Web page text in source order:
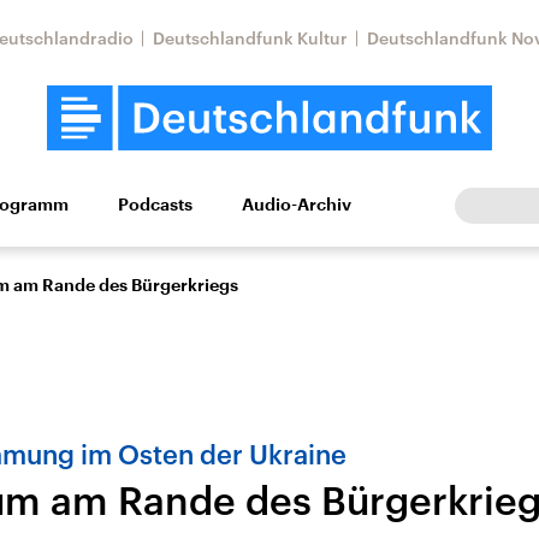
Deutschlandfunk Kultur Deutschlandfunk
Wissen Kultur Europa
Nahostkonflikt
Iran
Aktuelle Lage und
Podcasts Audio-Archiv
am Rande des Bürgerkriegs
im Osten der Ukraine
am Rande des